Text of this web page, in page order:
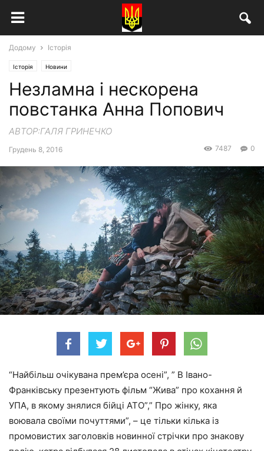
Додому Історія
Історія Новини
Незламна і нескорена
повстанка Анна Попович
АВТОР:ГАЛЯ ГРИНЕЧКО
Грудень 8, 2016 0
7487
“Найбільш очікувана прем’єра осені”, ” В Івано-
Франківську презентують фільм “Жива” про кохання й
УПА, в якому знялися бійці АТО”,” Про жінку, яка
воювала своїми почуттями”, – це тільки кілька із
промовистих заголовків новинної стрічки про знакову